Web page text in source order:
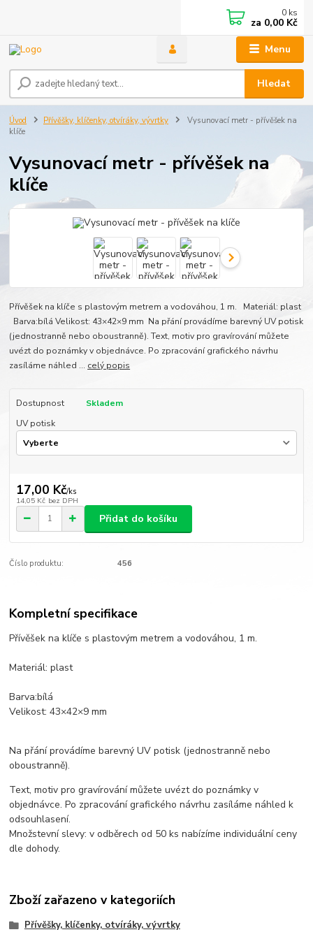
Menu
Hledat
0 ks
za 0,00 Kč
Úvod Přívěšky, klíčenky, otvíráky, vývrtky
Vysunovací metr - přívěšek na
klíče
Vysunovací metr - přívěšek na
klíče
Přívěšek na klíče s plastovým metrem a vodováhou, 1 m. Materiál: plast
Barva:bílá Velikost: 43×42×9 mm Na přání provádíme barevný UV potisk
(jednostranně nebo oboustranně). Text, motiv pro gravírování můžete
uvézt do poznámky v objednávce. Po zpracování grafického návrhu
zasíláme náhled ... celý popis
Dostupnost
Skladem
UV potisk
17,00 Kč/ks
14,05 Kč bez DPH
Přidat do košíku
Číslo produktu: 456
Kompletní specifikace
Přívěšek na klíče s plastovým metrem a vodováhou, 1 m.
Materiál: plast
Barva:bílá
Velikost: 43×42×9 mm
Na přání provádíme barevný UV potisk (jednostranně nebo
oboustranně).
Text, motiv pro gravírování můžete uvézt do poznámky v
objednávce. Po zpracování grafického návrhu zasíláme náhled k
odsouhlasení.
Množstevní slevy: v odběrech od 50 ks nabízíme individuální ceny
dle dohody.
Zboží zařazeno v kategoriích
Přívěšky, klíčenky, otvíráky, vývrtky